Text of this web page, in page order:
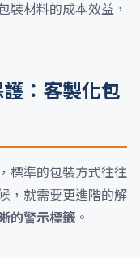
裝材料的成本效益，
：客製化包
標準的包裝方式往往
，就需要更進階的解
的警示標籤 。